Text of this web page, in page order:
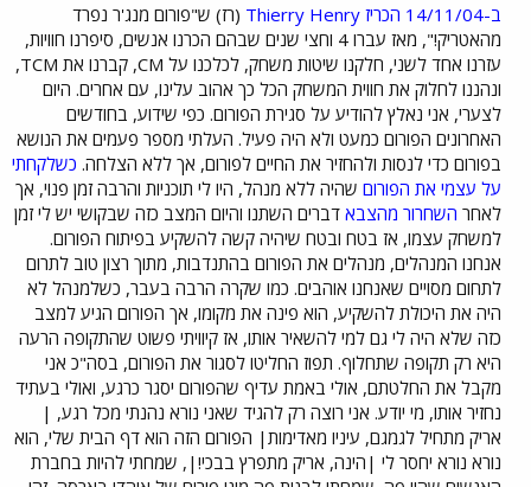
ב-14/11/04 הכריז Thierry Henry
(רז) ש"פורום מנג'ר נפרד
מהאטריק!", מאז עברו 4 וחצי שנים שבהם הכרנו אנשים, סיפרנו חוויות,
עזרנו אחד לשני, חלקנו שיטות משחק, לכלכנו על CM, קברנו את TCM,
ונהננו לחלוק את חווית המשחק הכל כך אהוב עלינו, עם אחרים. היום
לצערי, אני נאלץ להודיע על סגירת הפורום. כפי שידוע, בחודשים
האחרונים הפורום כמעט ולא היה פעיל. העלתי מספר פעמים את הנושא
בפורום כדי לנסות ולהחזיר את החיים לפורום, אך ללא הצלחה. כשלקחתי
על עצמי את הפורום שהיה ללא מנהל, היו לי תוכניות והרבה זמן פנוי, אך
לאחר השחרור מהצבא דברים השתנו והיום המצב כזה שבקושי יש לי זמן
למשחק עצמו, אז בטח ובטח שיהיה קשה להשקיע בפיתוח הפורום.
אנחנו המנהלים, מנהלים את הפורום בהתנדבות, מתוך רצון טוב לתרום
לתחום מסויים שאנחנו אוהבים. כמו שקרה הרבה בעבר, כשלמנהל לא
היה את היכולת להשקיע, הוא פינה את מקומו, אך הפורום הגיע למצב
כזה שלא היה לי גם למי להשאיר אותו, אז קיוויתי פשוט שהתקופה הרעה
היא רק תקופה שתחלוף. תפוז החליטו לסגור את הפורום, בסה"כ אני
מקבל את החלטתם, אולי באמת עדיף שהפורום יסגר כרגע, ואולי בעתיד
נחזיר אותו, מי יודע. אני רוצה רק להגיד שאני נורא נהנתי מכל רגע, |
אריק מתחיל לגמגם, עיניו מאדימות| הפורום הזה הוא דף הבית שלי, הוא
נורא נורא יחסר לי |הינה, אריק מתפרץ בבכי!|, שמחתי להיות בחברת